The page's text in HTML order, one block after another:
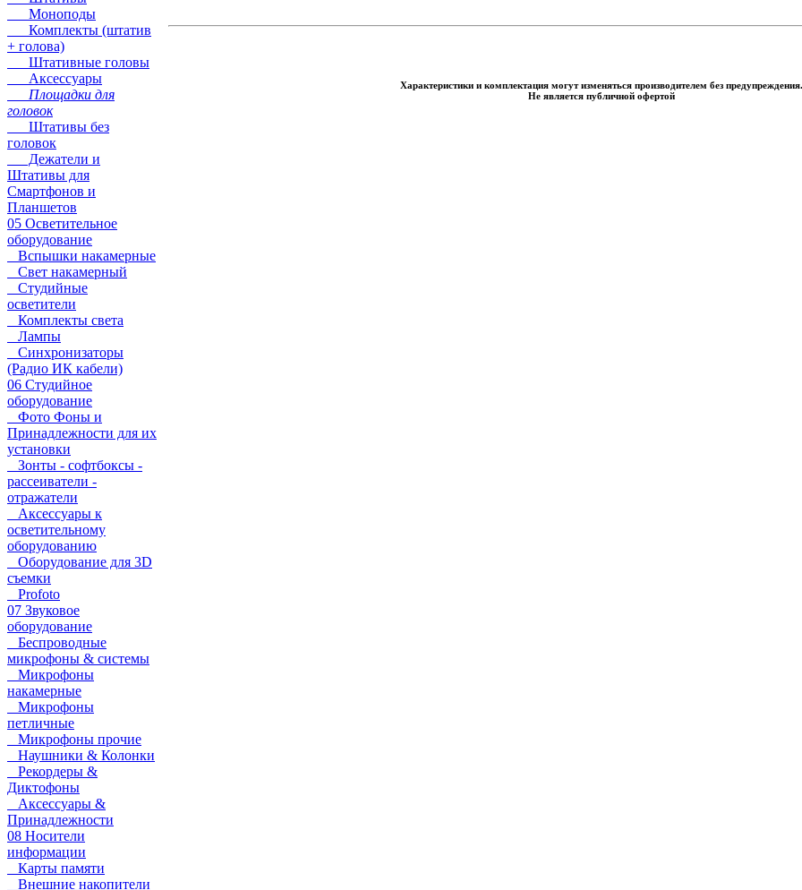
Моноподы
Комплекты (штатив
+ голова)
Штативные головы
Аксессуары
Площадки для
головок
Штативы без
головок
Дежатели и
Штативы для
Смартфонов и
Планшетов
05 Осветительное
оборудование
Вспышки накамерные
Свет накамерный
Студийные
осветители
Комплекты света
Лампы
Синхронизаторы
(Радио ИК кабели)
06 Студийное
оборудование
Фото Фоны и
Принадлежности для их
установки
Зонты - софтбоксы -
рассеиватели -
отражатели
Аксессуары к
осветительному
оборудованию
Оборудование для 3D
съемки
Profoto
07 Звуковое
оборудование
Беспроводные
микрофоны & системы
Микрофоны
накамерные
Микрофоны
петличные
Микрофоны прочие
Наушники & Колонки
Рекордеры &
Диктофоны
Аксессуары &
Принадлежности
08 Носители
информации
Карты памяти
Внешние накопители
Характеристики и комплектация могут изменяться производителем без предупреждения.
Не является публичной офертой